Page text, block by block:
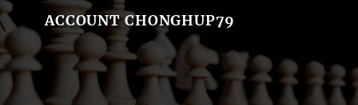
ACCOUNT CHONGHUP79